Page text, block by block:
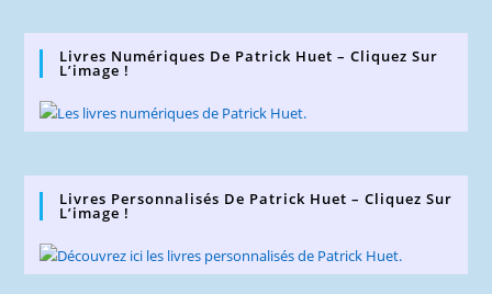
Livres Numériques De Patrick Huet – Cliquez Sur
L’image !
Livres Personnalisés De Patrick Huet – Cliquez Sur
L’image !